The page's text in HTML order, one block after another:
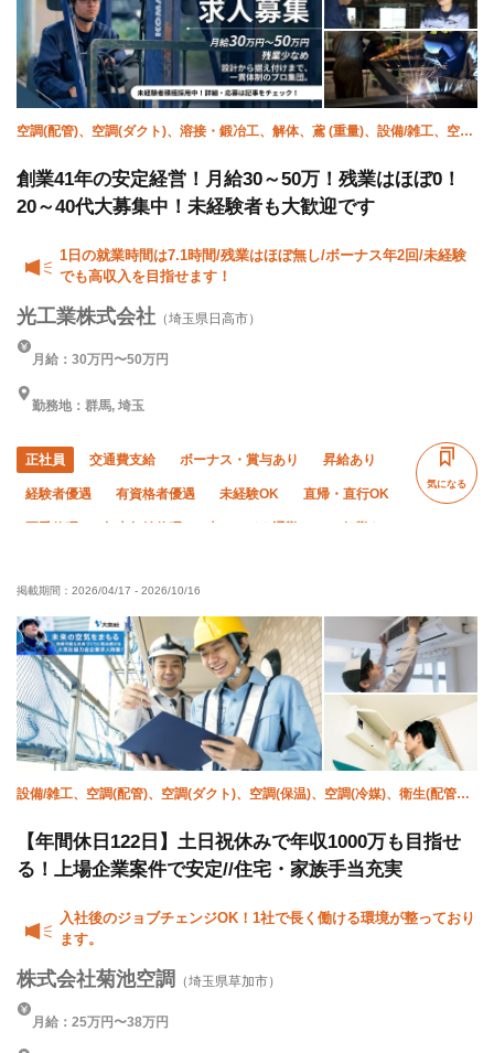
空調(配管)、空調(ダクト)、溶接・鍛冶工、解体、鳶 (重量)、設備/雑工、空調
創業41年の安定経営！月給30～50万！残業はほぼ0！
20～40代大募集中！未経験者も大歓迎です
1日の就業時間は7.1時間/残業はほぼ無し/ボーナス年2回/未経験
でも高収入を目指せます！
光工業株式会社 （埼玉県日高市）
月給：30万円〜50万円
勤務地：群馬, 埼玉
正社員 交通費支給 ボーナス・賞与あり 昇給あり
経験者優遇 有資格者優遇 未経験OK 直帰・直行OK
夏季休暇 年末年始休暇 車・バイク通勤OK 転勤なし
資格取得支援あり 髪型・髪色自由
気になる
掲載期間： 2026/04/17 - 2026/10/16
設備/雑工、空調(配管)、空調(ダクト)、空調(保温)、空調(冷媒)、衛生(配管
【年間休日122日】土日祝休みで年収1000万も目指せ
る！上場企業案件で安定//住宅・家族手当充実
入社後のジョブチェンジOK！1社で長く働ける環境が整っており
ます。
株式会社菊池空調 （埼玉県草加市）
月給：25万円〜38万円